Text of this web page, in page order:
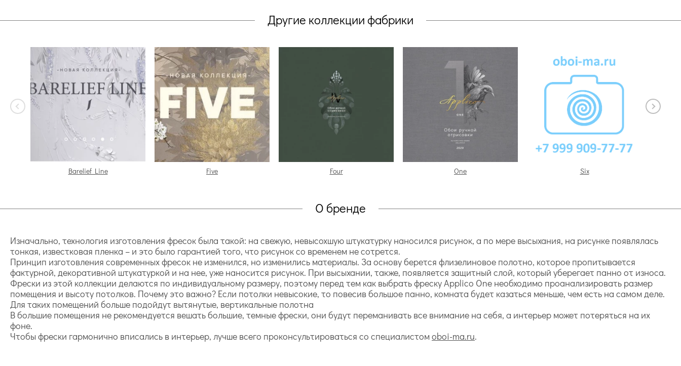
Другие коллекции фабрики
Barelief Line Five Four One Six
О бренде
Изначально, технология изготовления фресок была такой: на свежую, невысохшую штукатурку наносился рисунок, а по мере высыхания, на рисунке появлялась
тонкая, известковая пленка – и это было гарантией того, что рисунок со временем не сотрется.
Принцип изготовления современных фресок не изменился, но изменились материалы. За основу берется флизелиновое полотно, которое пропитывается
фактурной, декоративной штукатуркой и на нее, уже наносится рисунок. При высыхании, также, появляется защитный слой, который уберегает панно от износа.
Фрески из этой коллекции делаются по индивидуальному размеру, поэтому перед тем как выбрать фреску Applico One необходимо проанализировать размер
помещения и высоту потолков. Почему это важно? Если потолки невысокие, то повесив большое панно, комната будет казаться меньше, чем есть на самом деле.
Для таких помещений больше подойдут вытянутые, вертикальные полотна
В большие помещения не рекомендуется вешать большие, темные фрески, они будут переманивать все внимание на себя, а интерьер может потеряться на их
фоне.
Чтобы фрески гармонично вписались в интерьер, лучше всего проконсультироваться со специалистом oboi-ma.ru.